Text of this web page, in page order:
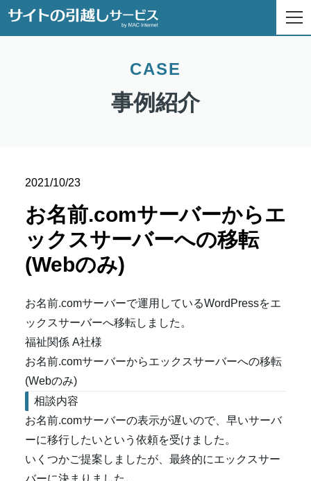
CASE
事例紹介
2021/10/23
お名前.comサーバーからエ
ックスサーバーへの移転
(Webのみ)
お名前.comサーバーで運用しているWordPressをエ
ックスサーバーへ移転しました。
福祉関係 A社様
お名前.comサーバーからエックスサーバーへの移転
(Webのみ)
相談内容
お名前.comサーバーの表示が遅いので、早いサーバ
ーに移行したいという依頼を受けました。
いくつかご提案しましたが、最終的にエックスサー
バーに決まりました。